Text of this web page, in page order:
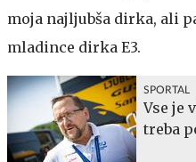
moja najljubša dirka, ali
mladince dirka E3.
SPORTAL
Vse je
treba